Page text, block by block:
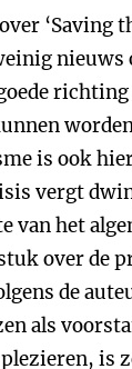
‘Saving
nieuws
is ook
vergt
van het
over de
de
als
is